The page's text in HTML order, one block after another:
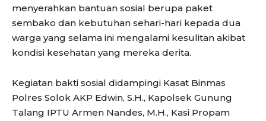
menyerahkan bantuan sosial berupa paket
sembako dan kebutuhan sehari-hari kepada dua
warga yang selama ini mengalami kesulitan akibat
kondisi kesehatan yang mereka derita.
Kegiatan bakti sosial didampingi Kasat Binmas
Polres Solok AKP Edwin, S.H., Kapolsek Gunung
Talang IPTU Armen Nandes, M.H., Kasi Propam